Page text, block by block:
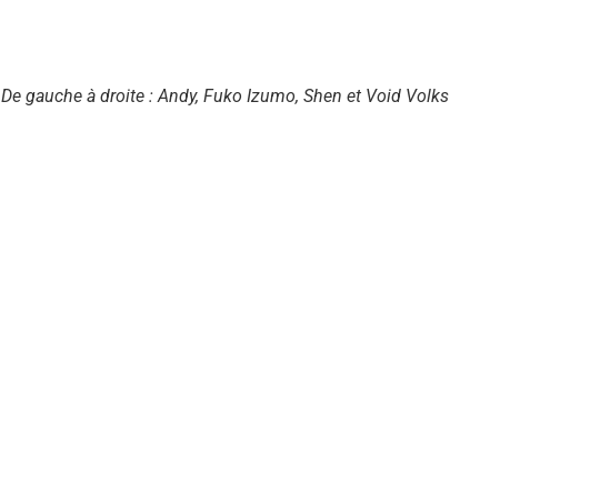
De gauche à droite : Andy, Fuko Izumo, Shen et Void Volks